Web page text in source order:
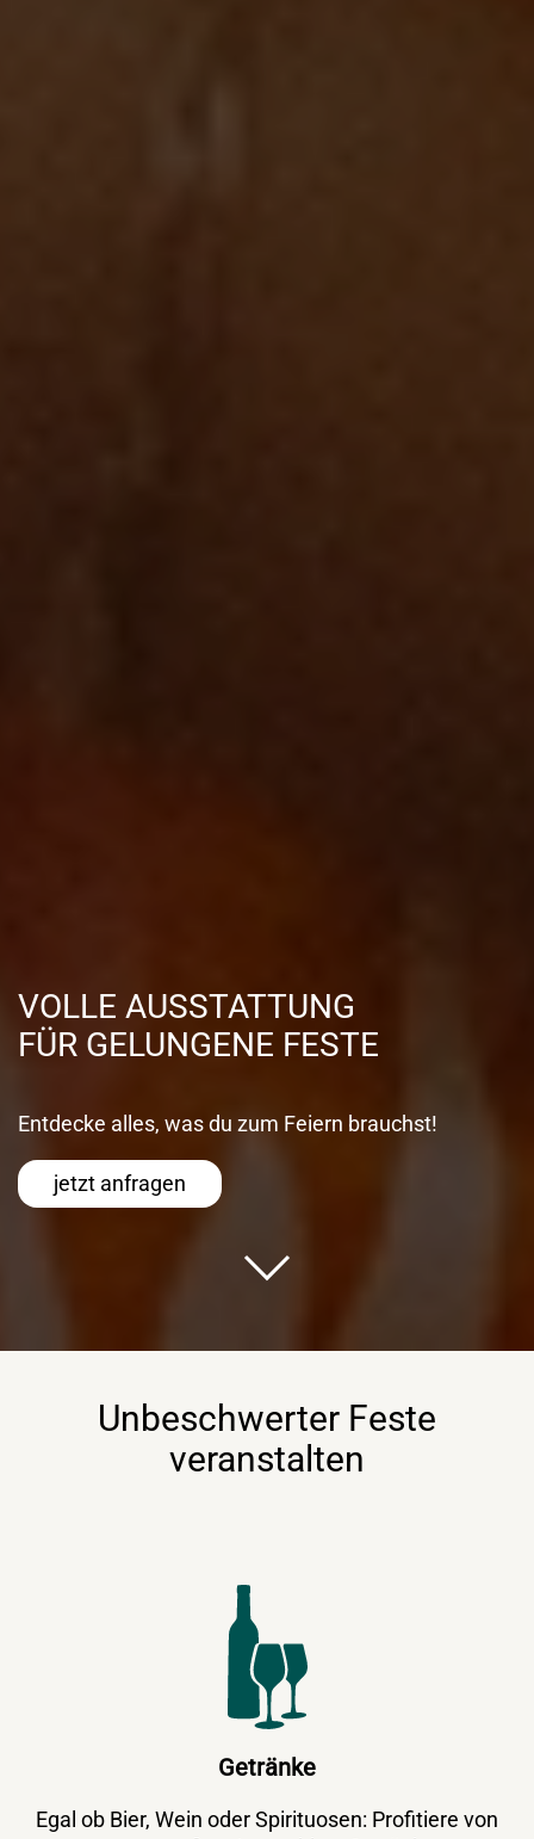
VOLLE AUSSTATTUNG
FÜR GELUNGENE FESTE
Entdecke alles, was du zum Feiern brauchst!
jetzt anfragen
Unbeschwerter Feste
veranstalten
Getränke
Egal ob Bier, Wein oder Spirituosen: Profitiere von